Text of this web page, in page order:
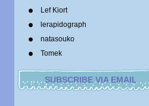
Lef Kiort
lerapidograph
natasouko
Tomek
SUBSCRIBE VIA EMAIL